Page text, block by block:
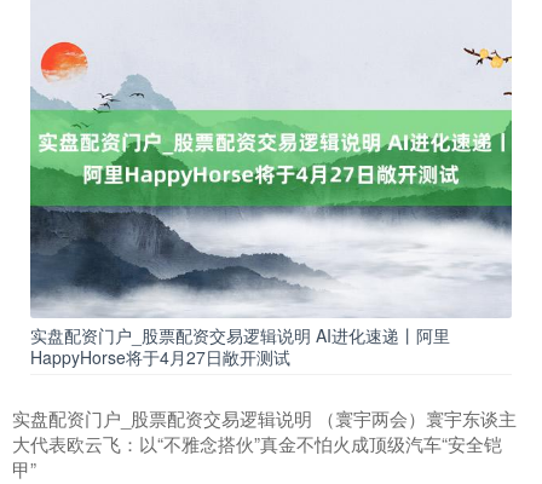
实盘配资门户_股票配资交易逻辑说明 AI进化速递丨阿里
HappyHorse将于4月27日敞开测试
实盘配资门户_股票配资交易逻辑说明 （寰宇两会）寰宇东谈主
大代表欧云飞：以“不雅念搭伙”真金不怕火成顶级汽车“安全铠
甲”